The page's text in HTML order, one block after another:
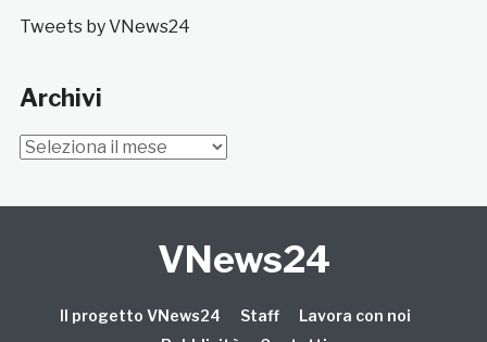
Tweets by VNews24
Archivi
Archivi
VNews24
Il progetto VNews24 Staff
Lavora con noi